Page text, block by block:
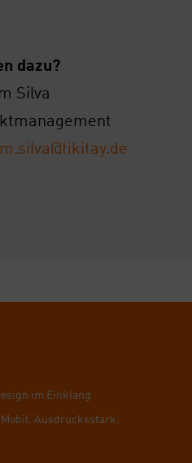
dazu?
Sil­va
im Ein­klang
Mobil. Aus­drucks­stark.